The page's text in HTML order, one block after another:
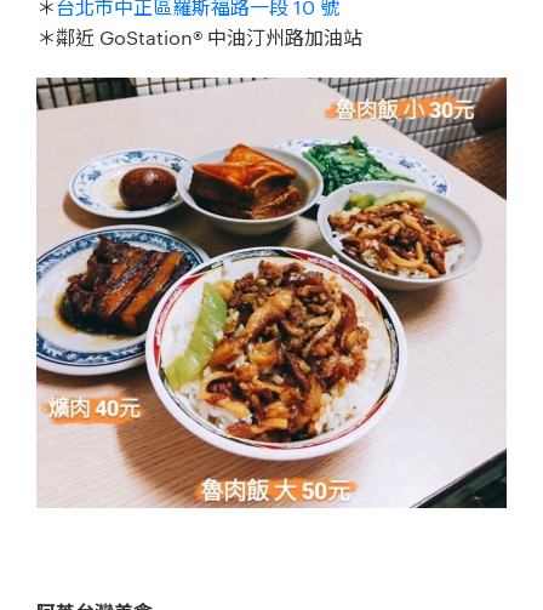
＊台北市中正區羅斯福路一段 10 號
＊鄰近 GoStation® 中油汀州路加油站